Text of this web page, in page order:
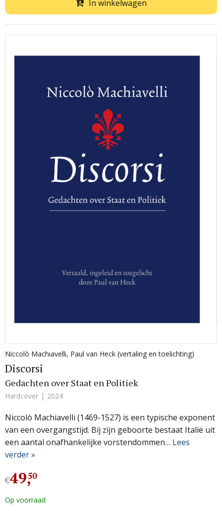
In winkelwagen
Niccolò Machiavelli, Paul van Heck (vertaling en toelichting)
Discorsi
Gedachten over Staat en Politiek
Hardcover 2024
Niccolò Machiavelli (1469-1527) is een typische exponent
van een overgangstijd. Bij zijn geboorte bestaat Italië uit
een aantal onafhankelijke vorstendommen… Lees
verder »
€49,
50
Op voorraad